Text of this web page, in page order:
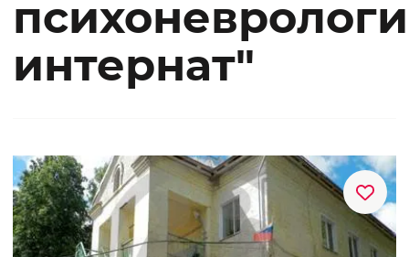
интернат"